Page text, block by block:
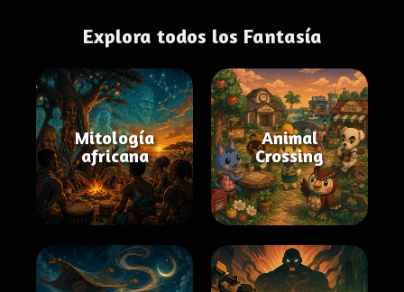
Explora todos los Fantasía
Mitología
africana
Animal
Crossing